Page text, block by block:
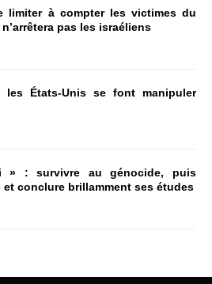
limiter à compter les victimes du
pas les israéliens
les États-Unis se font manipuler
» : survivre au génocide, puis
et conclure brillamment ses études